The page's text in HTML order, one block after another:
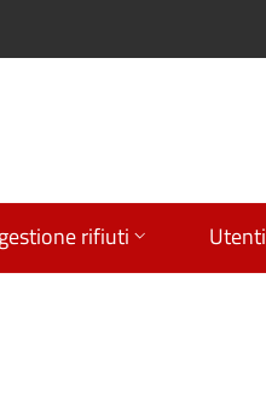
rifiuti Utenti